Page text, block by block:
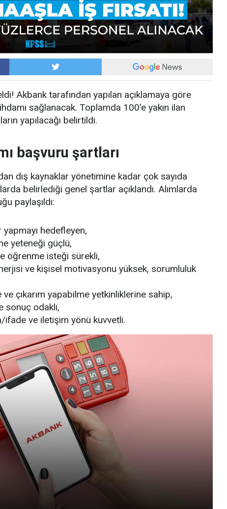
Akbank tarafından yapılan açıklamaya göre
sağlanacak. Toplamda 100'e yakın ilan
yapılacağı belirtildi.
başvuru şartları
dış kaynaklar yönetimine kadar çok sayıda
belirlediği genel şartlar açıklandı. Alımlarda
paylaşıldı:
yapmayı hedefleyen,
yeteneği güçlü,
öğrenme isteği sürekli,
ve kişisel motivasyonu yüksek, sorumluluk
çıkarım yapabilme yetkinliklerine sahip,
sonuç odaklı,
ifade ve iletişim yönü kuvvetli.